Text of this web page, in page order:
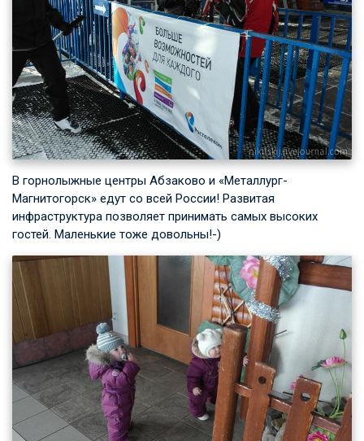
В горнолыжные центры Абзаково и «Металлург-
Магнитогорск» едут со всей России! Развитая
инфраструктура позволяет принимать самых высоких
гостей. Маленькие тоже довольны!-)